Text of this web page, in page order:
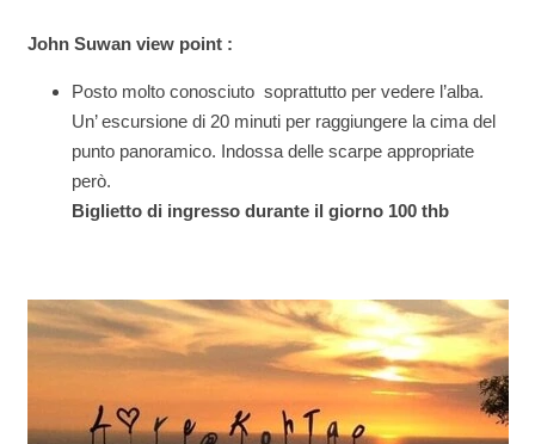
John Suwan view point :
Posto molto conosciuto soprattutto per vedere l’alba.
Un’ escursione di 20 minuti per raggiungere la cima del
punto panoramico. Indossa delle scarpe appropriate
però.
Biglietto di ingresso durante il giorno 100 thb